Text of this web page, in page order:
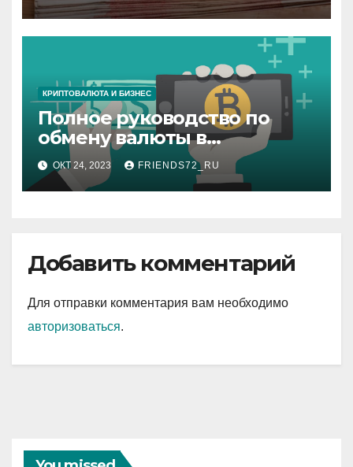
КРИПТОВАЛЮТА И БИЗНЕС
Полное руководство по
обмену валюты в
Интернете
ОКТ 24, 2023 FRIENDS72_RU
Добавить комментарий
Для отправки комментария вам необходимо
авторизоваться.